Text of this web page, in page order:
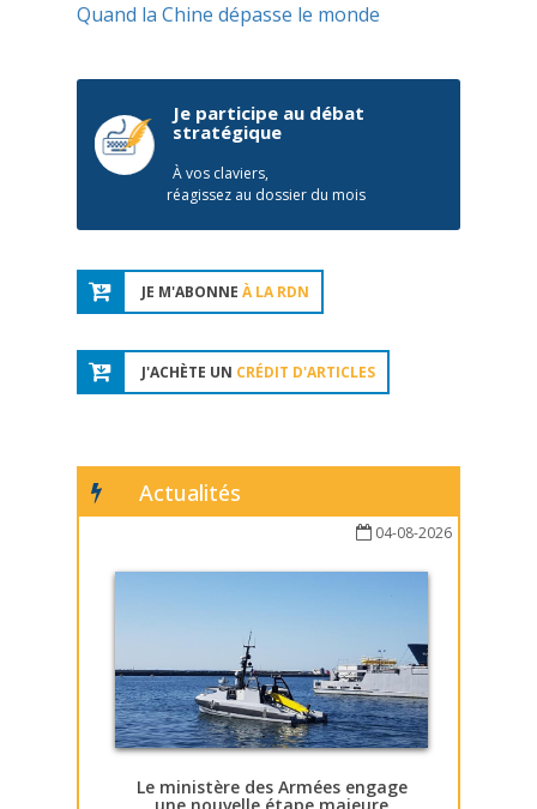
Quand la Chine dépasse le monde
Je participe au débat
stratégique
À vos claviers,
réagissez au dossier du mois
JE M'ABONNE À LA RDN
J'ACHÈTE UN CRÉDIT D'ARTICLES
Actualités
04-08-2026
Le ministère des Armées engage